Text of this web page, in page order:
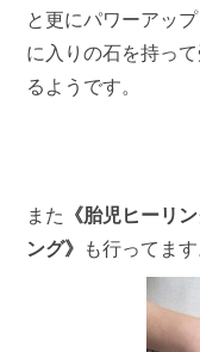
と更にパワーアッ
に入りの石を持っ
るようです。
また 《胎児ヒーリ
ング》 も行ってます